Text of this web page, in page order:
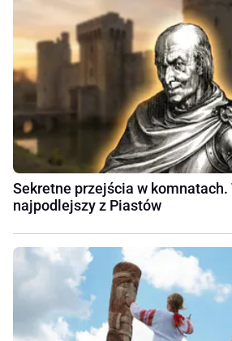
Sekretne przejścia w komnatach.
najpodlejszy z Piastów